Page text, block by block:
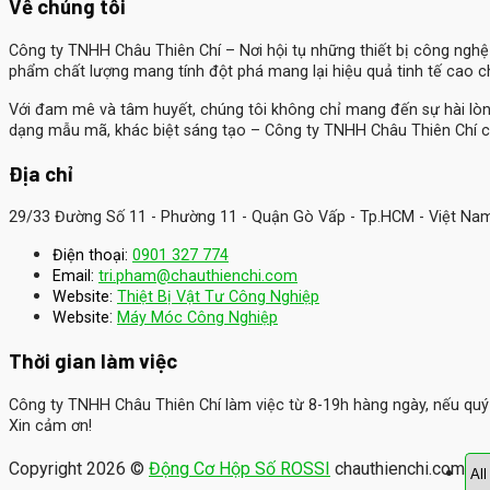
Về chúng tôi
Công ty TNHH Châu Thiên Chí– Nơi hội tụ những thiết bị công
phẩm chất lượng mang tính đột phá mang lại hiệu quả tinh tế cao
Với đam mê và tâm huyết, chúng tôi không chỉ mang đến sự hài
dạng mẫu mã, khác biệt sáng tạo – Công ty TNHH Châu Thiên
Địa chỉ
29/33 Đường Số 11 - Phường 11 - Quận Gò Vấp - Tp.HCM - Việt
Điện thoại: 0901 327 774
Email: tri.pham@chauthienchi.com
Website: Thiệt Bị Vật Tư Công Nghiệp
Website: Máy Móc Công Nghiệp
Thời gian làm việc
Công ty TNHH Châu Thiên Chí làm việc từ 8-19h hàng ngày, nếu
Xin cảm ơn!
Copyright 2026 © Động Cơ Hộp Số ROSSI chauthienchi.com